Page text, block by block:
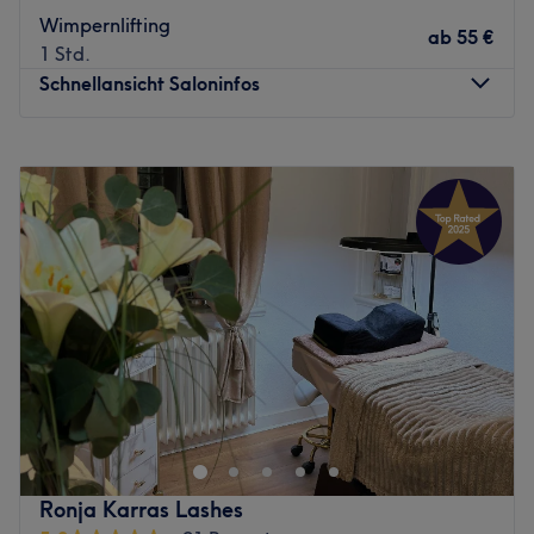
Expertise: Permanent Make-Up
Produkte und Produktmarken: Hochwertige Produkte
Extras: Gut an die öffentlichen Verkehrsmittel
Zurück zur Salonansicht
Wimpernlifting
1 Std.
ab 55 €
Schnellansicht Saloninfos
Dienstag
19:00
Mittwoch
19:00
Donnerstag
10:00–19:00
Freitag
10:00 –
19:00
Samstag
10:00 – 18:00
Sonntag
Geschlossen
Erholsame Schönheitsbehandlungen und absolutes
Wohlbefinden durch die Reinheit der Natur. Nach diesem
Prinzip wirst du im Kosmetikstudio Stadtfein verwöhnt.
Gesichtsmasken, Körperbehandlungen, Hand-, Fuß und
Nagelpflege und spezielle Services für den Mann - Die
Beauty Experten werden deine Sinne verzaubern und
Ronja Karras Lashes